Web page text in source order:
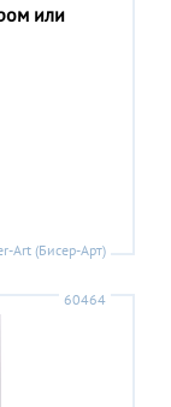
или
Art (Бисер-Арт)
60464